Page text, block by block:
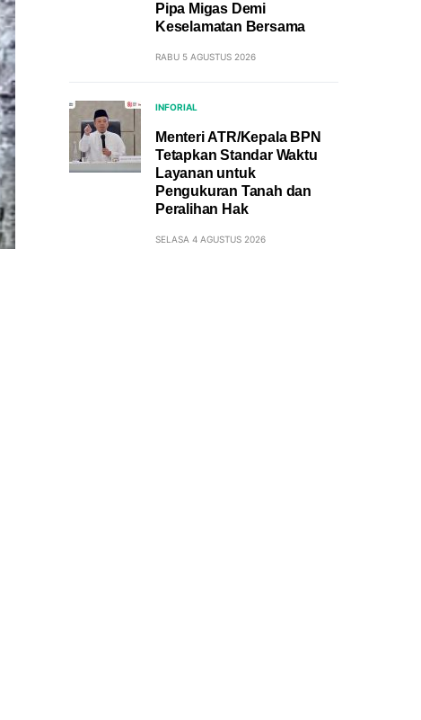
Pipa Migas Demi
Keselamatan Bersama
RABU 5 AGUSTUS 2026
INFORIAL
Menteri ATR/Kepala BPN
Tetapkan Standar Waktu
Layanan untuk
Pengukuran Tanah dan
Peralihan Hak
SELASA 4 AGUSTUS 2026